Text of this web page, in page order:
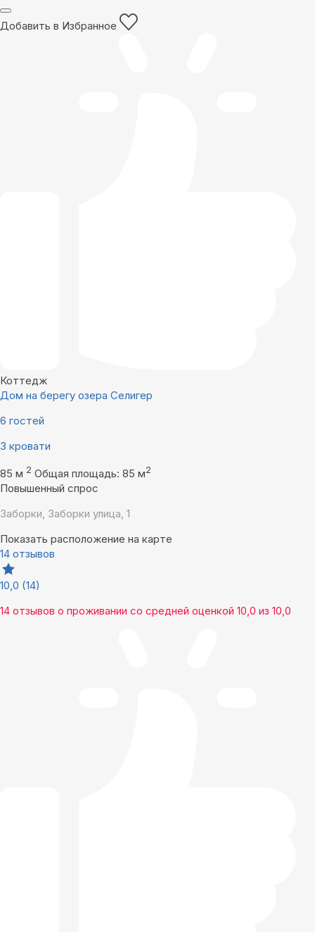
Добавить в Избранное
Коттедж
Дом на берегу озера Селигер
6 гостей
3 кровати
85 м 2 Общая площадь: 85 м2
Повышенный спрос
Заборки, Заборки улица, 1
Показать расположение на карте
14 отзывов
10,0 (14)
14 отзывов о проживании со средней оценкой 10,0 из 10,0